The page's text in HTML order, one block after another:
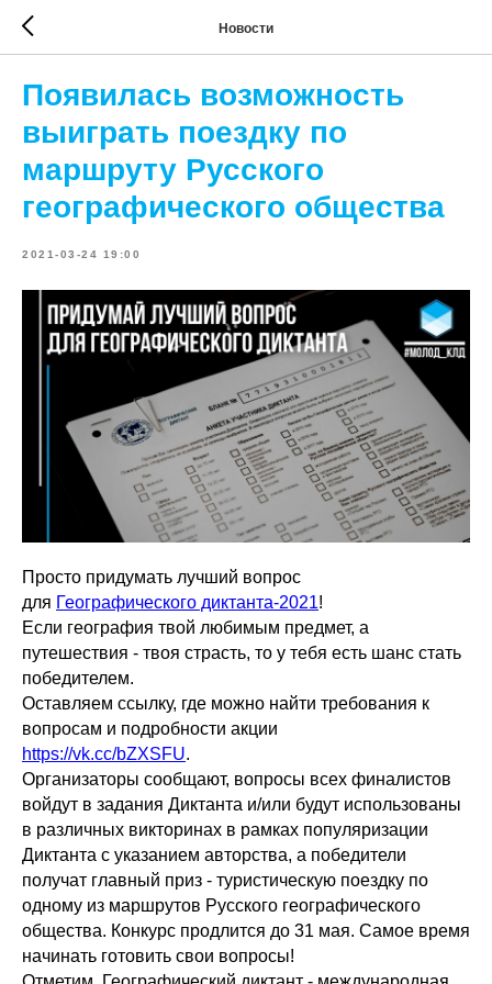
Новости
Появилась возможность
выиграть поездку по
маршруту Русского
географического общества
2021-03-24 19:00
Просто придумать лучший вопрос
для Географического диктанта-2021!
Если география твой любимым предмет, а
путешествия - твоя страсть, то у тебя есть шанс стать
победителем.
Оставляем ссылку, где можно найти требования к
вопросам и подробности акции
https://vk.cc/bZXSFU.
Организаторы сообщают, вопросы всех финалистов
войдут в задания Диктанта и/или будут использованы
в различных викторинах в рамках популяризации
Диктанта с указанием авторства, а победители
получат главный приз - туристическую поездку по
одному из маршрутов Русского географического
общества. Конкурс продлится до 31 мая. Самое время
начинать готовить свои вопросы!